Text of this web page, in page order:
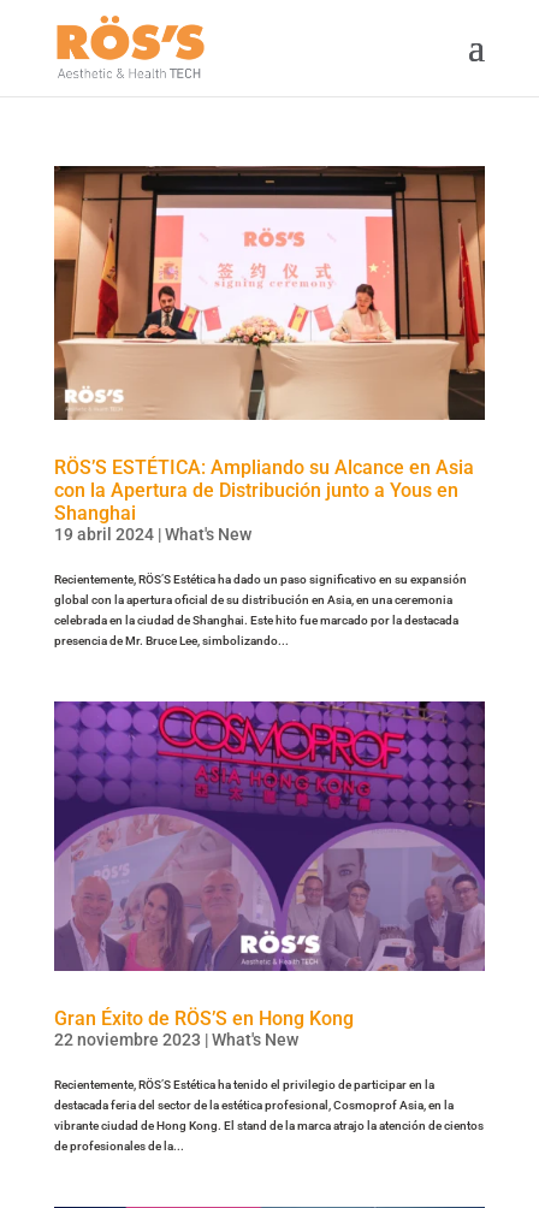
RÖS’S ESTÉTICA: Ampliando su Alcance en Asia
con la Apertura de Distribución junto a Yous en
Shanghai
19 abril 2024|What's New
Recientemente, RÖS’S Estética ha dado un paso significativo en su expansión
global con la apertura oficial de su distribución en Asia, en una ceremonia
celebrada en la ciudad de Shanghai. Este hito fue marcado por la destacada
presencia de Mr. Bruce Lee, simbolizando...
Gran Éxito de RÖS’S en Hong Kong
22 noviembre 2023 |What's New
Recientemente, RÖS’S Estética ha tenido el privilegio de participar en la
destacada feria del sector de la estética profesional, Cosmoprof Asia, en la
vibrante ciudad de Hong Kong. El stand de la marca atrajo la atención de cientos
de profesionales de la...